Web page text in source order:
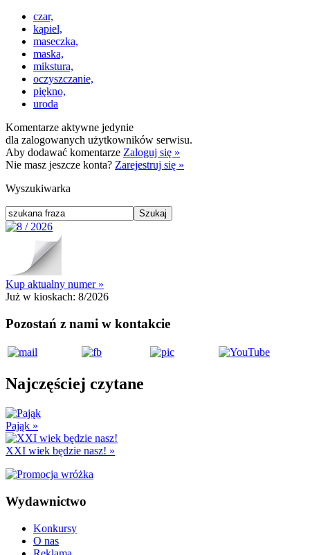
czar,
kąpiel,
maseczka,
maska,
mikstura,
oczyszczanie,
piękno,
uroda
Komentarze aktywne jedynie
dla zalogowanych użytkowników serwisu.
Aby dodawać komentarze Zaloguj się »
Nie masz jeszcze konta? Zarejestruj się »
Wyszukiwarka
Kup aktualny numer »
Już w kioskach: 8/2026
Pozostań z nami w kontakcie
Najczęściej czytane
Pająk »
XXI wiek będzie nasz! »
Wydawnictwo
Konkursy
O nas